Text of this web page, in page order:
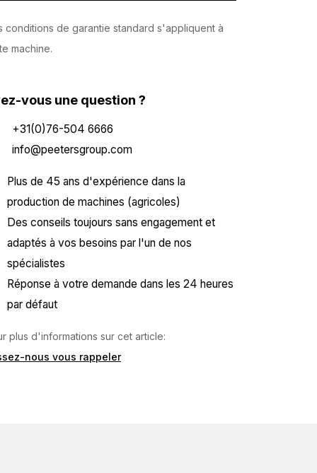
conditions de garantie standard s'appliquent à
machine.
vous une question ?
+31(0)76-504 6666
info@peetersgroup.com
Plus de 45 ans d'expérience dans la
production de machines (agricoles)
Des conseils toujours sans engagement et
adaptés à vos besoins par l'un de nos
spécialistes
Réponse à votre demande dans les 24 heures
par défaut
plus d'informations sur cet article:
nous vous rappeler